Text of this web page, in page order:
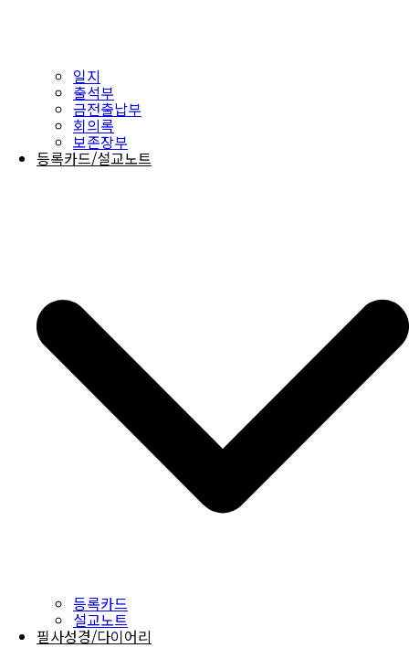
일지
출석부
금전출납부
회의록
보존장부
등록카드/설교노트
등록카드
설교노트
필사성경/다이어리